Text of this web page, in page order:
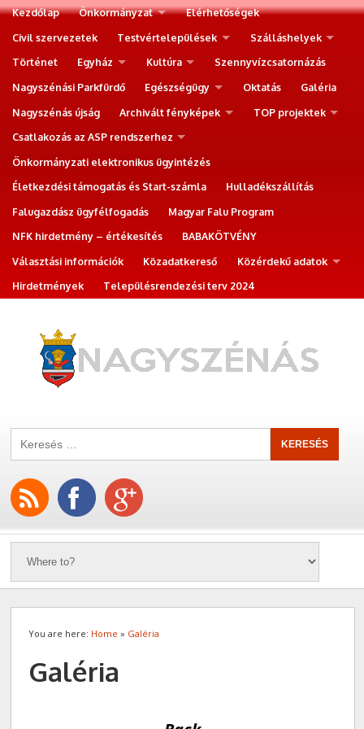
Kezdőlap Önkormányzat
Elérhetőségek
Civil szervezetek
Testvértelepülések
Szálláshelyek
Történet
Egyház Kultúra
Szennyvízcsatornázás
Nagyszénási Parkfürdő
Egészségügy Oktatás
Galéria
Nagyszénás újság
Archivált fényképek
TOP projektek
Csatlakozás az ASP rendszerhez
Önkormányzati elektronikus ügyintézés
Életkezdési támogatás és Start-számla
Hulladékszállítás
Falugazdász ügyfélfogadás
Magyar Falu Program
NFK hirdetmény – értékesítés
BABAKÖTVÉNY
Választási információk
Közadatkereső
Közérdekű adatok
Hirdetmények
Településrendezési terv 2024
You are here: Home » Galéria
Galéria